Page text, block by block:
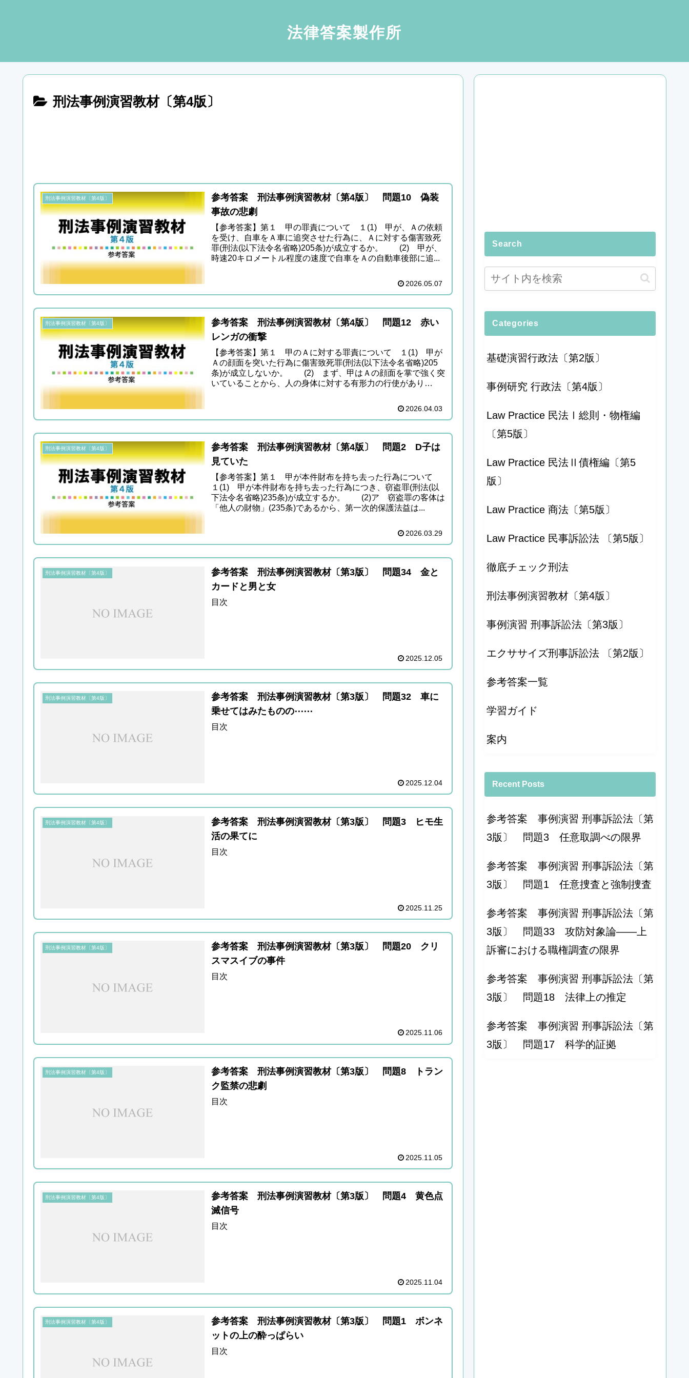
法律答案製作所
刑法事例演習教材〔第4版〕
刑法事例演習教材〔第4版〕
参考答案 刑法事例演習教材〔第4版〕 問題10 偽装
事故の悲劇
【参考答案】第１ 甲の罪責について １(1) 甲が、Ａの依頼
を受け、自車をＡ車に追突させた行為に、Ａに対する傷害致死
罪(刑法(以下法令名省略)205条)が成立するか。 (2) 甲が、
時速20キロメートル程度の速度で自車をＡの自動車後部に追...
2026.05.07
刑法事例演習教材〔第4版〕
参考答案 刑法事例演習教材〔第4版〕 問題12 赤い
レンガの衝撃
【参考答案】第１ 甲のＡに対する罪責について １(1) 甲が
Ａの顔面を突いた行為に傷害致死罪(刑法(以下法令名省略)205
条)が成立しないか。 (2) まず、甲はＡの顔面を掌で強く突
いていることから、人の身体に対する有形力の行使があり
2026.04.03
刑法事例演習教材〔第4版〕
参考答案 刑法事例演習教材〔第4版〕 問題2 D子は
見ていた
【参考答案】第１ 甲が本件財布を持ち去った行為について
１(1) 甲が本件財布を持ち去った行為につき、窃盗罪(刑法(以
下法令名省略)235条)が成立するか。 (2)ア 窃盗罪の客体は
「他人の財物」(235条)であるから、第一次的保護法益は...
2026.03.29
刑法事例演習教材〔第4版〕
参考答案 刑法事例演習教材〔第3版〕 問題34 金と
カードと男と女
目次
2025.12.05
刑法事例演習教材〔第4版〕
参考答案 刑法事例演習教材〔第3版〕 問題32 車に
乗せてはみたものの⋯⋯
目次
2025.12.04
刑法事例演習教材〔第4版〕
参考答案 刑法事例演習教材〔第3版〕 問題3 ヒモ生
活の果てに
目次
2025.11.25
刑法事例演習教材〔第4版〕
参考答案 刑法事例演習教材〔第3版〕 問題20 クリ
スマスイブの事件
目次
2025.11.06
刑法事例演習教材〔第4版〕
参考答案 刑法事例演習教材〔第3版〕 問題8 トラン
ク監禁の悲劇
目次
2025.11.05
刑法事例演習教材〔第4版〕
参考答案 刑法事例演習教材〔第3版〕 問題4 黄色点
滅信号
目次
2025.11.04
刑法事例演習教材〔第4版〕
参考答案 刑法事例演習教材〔第3版〕 問題1 ボンネ
ットの上の酔っぱらい
目次
Search
Categories
基礎演習行政法〔第2版〕
事例研究 行政法〔第4版〕
Law Practice 民法Ⅰ総則・物権編
〔第5版〕
Law Practice 民法Ⅱ債権編〔第5
版〕
Law Practice 商法〔第5版〕
Law Practice 民事訴訟法 〔第5版〕
徹底チェック刑法
刑法事例演習教材〔第4版〕
事例演習 刑事訴訟法〔第3版〕
エクササイズ刑事訴訟法 〔第2版〕
参考答案一覧
学習ガイド
案内
Recent Posts
参考答案 事例演習 刑事訴訟法〔第
3版〕 問題3 任意取調べの限界
参考答案 事例演習 刑事訴訟法〔第
3版〕 問題1 任意捜査と強制捜査
参考答案 事例演習 刑事訴訟法〔第
3版〕 問題33 攻防対象論――上
訴審における職権調査の限界
参考答案 事例演習 刑事訴訟法〔第
3版〕 問題18 法律上の推定
参考答案 事例演習 刑事訴訟法〔第
3版〕 問題17 科学的証拠